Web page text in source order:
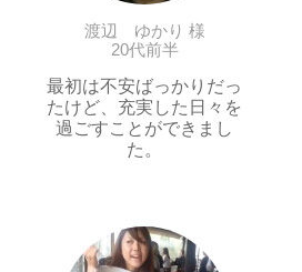
渡辺 ゆかり 様
20代前半
最初は不安ばっかりだっ
たけど、充実した日々を
過ごすことができまし
た。